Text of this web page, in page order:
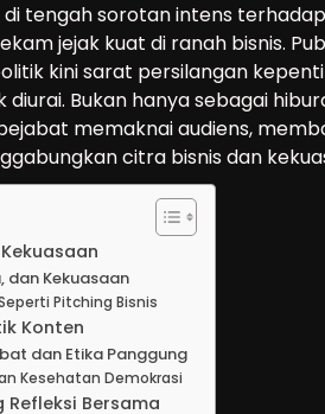
tengah sorotan intens
jejak kuat di ranah bisnis.
kini sarat persilangan
Bukan hanya sebagai
memaknai audiens,
citra bisnis dan
dan Kekuasaan
Pitching Bisnis
Konten
dan Etika Panggung
Kesehatan Demokrasi
Refleksi Bersama